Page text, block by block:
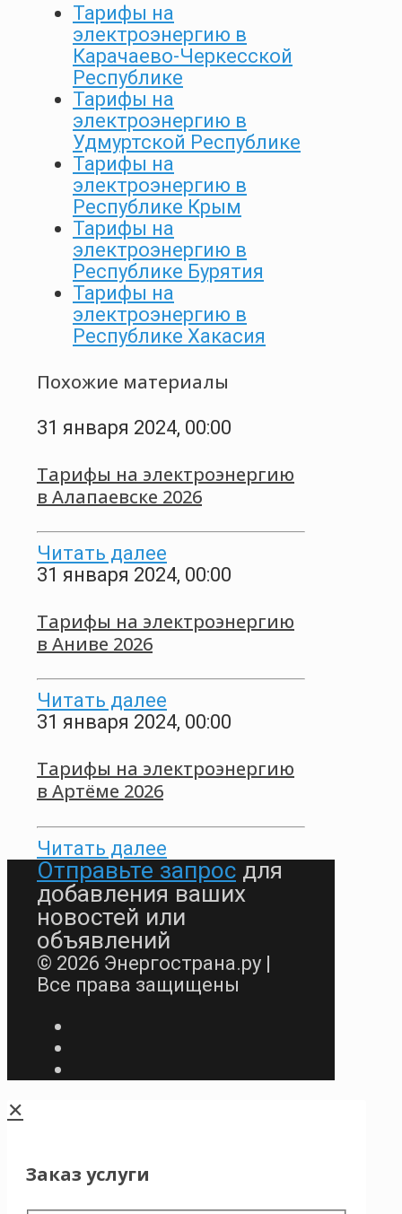
Тарифы на
электроэнергию в
Карачаево-Черкесской
Республике
Тарифы на
электроэнергию в
Удмуртской Республике
Тарифы на
электроэнергию в
Республике Крым
Тарифы на
электроэнергию в
Республике Бурятия
Тарифы на
электроэнергию в
Республике Хакасия
Похожие материалы
31 января 2024, 00:00
Тарифы на электроэнергию
в Алапаевске 2026
Читать далее
31 января 2024, 00:00
Тарифы на электроэнергию
в Аниве 2026
Читать далее
31 января 2024, 00:00
Тарифы на электроэнергию
в Артёме 2026
Читать далее
Отправьте запрос для
добавления ваших
новостей или
объявлений
© 2026 Энергострана.ру |
Все права защищены
✕
Заказ услуги